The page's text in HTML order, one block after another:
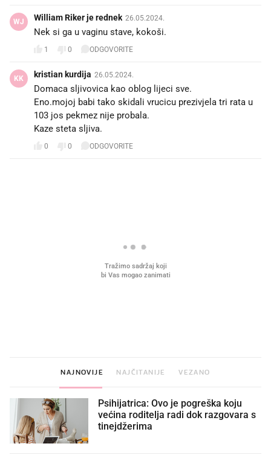
WJ William Riker je rednek 26.05.2024.
Nek si ga u vaginu stave, kokoši.
1 0 ODGOVORITE
KK kristian kurdija 26.05.2024.
Domaca sljivovica kao oblog lijeci sve.
Eno.mojoj babi tako skidali vrucicu prezivjela tri rata u
103 jos pekmez nije probala.
Kaze steta sljiva.
0 0 ODGOVORITE
NAJNOVIJE NAJČITANIJE VEZANO
Psihijatrica: Ovo je pogreška koju
većina roditelja radi dok razgovara s
tinejdžerima